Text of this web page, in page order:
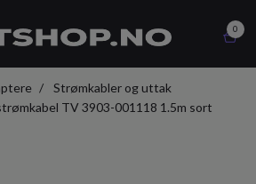
0
Strømkabler og uttak
TV 3903-001118 1.5m sort